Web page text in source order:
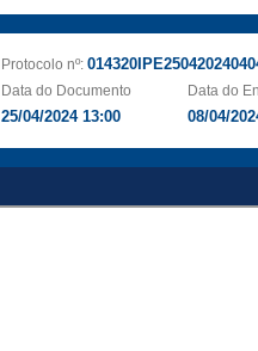
Protocolo nº:
Data do Documento
25/04/2024 13:00
Data do
08/04/